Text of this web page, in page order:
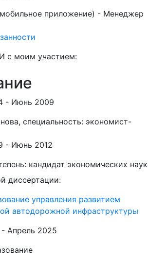
приложение) - Менеджер
с моим участием:
- Июнь 2009
специальность: экономист-
- Июнь 2012
кандидат экономических наук
диссертации:
управления развитием
автодорожной инфраструктуры
- Апрель 2025